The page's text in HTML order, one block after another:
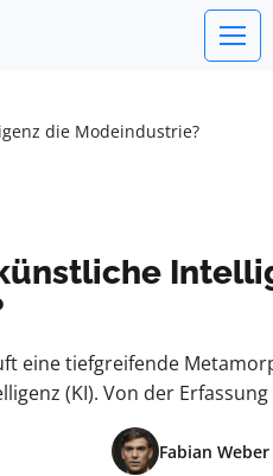
die Modeindustrie?
eine tiefgreifende
(KI). Von der
Fabian Weber